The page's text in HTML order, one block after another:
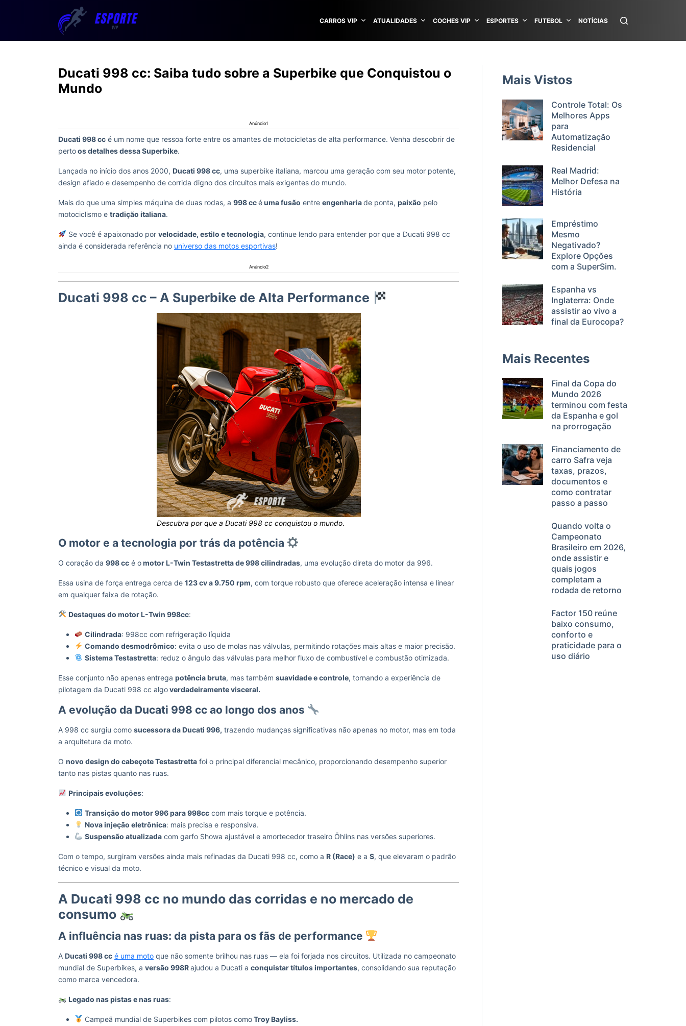
CARROS VIP ATUALIDADES COCHES VIP ESPORTES FUTEBOL NOTÍCIAS
Ducati 998 cc: Saiba tudo sobre a Superbike que Conquistou o
Mundo
Anúncio1
Ducati 998 cc é um nome que ressoa forte entre os amantes de motocicletas de alta performance. Venha descobrir de
pertoos detalhes dessa Superbike.
Lançada no início dos anos 2000, Ducati 998 cc, uma superbike italiana, marcou uma geração com seu motor potente,
design afiado e desempenho de corrida digno dos circuitos mais exigentes do mundo.
Mais do que uma simples máquina de duas rodas, a 998 ccéuma fusão entre engenhariade ponta, paixão pelo
motociclismo e tradição italiana.
Se você é apaixonado por velocidade, estilo e tecnologia, continue lendo para entender por que a Ducati 998 cc
ainda é considerada referência no universo das motos esportivas!
Anúncio2
Ducati 998 cc – A Superbike de Alta Performance
Descubra por que a Ducati 998 cc conquistou o mundo.
O motor e a tecnologia por trás da potência
O coração da 998 cc é omotor L-Twin Testastretta de 998 cilindradas, uma evolução direta do motor da 996.
Essa usina de força entrega cerca de 123 cv a 9.750 rpm, com torque robusto que oferece aceleração intensa e linear
em qualquer faixa de rotação.
Destaques do motor L-Twin 998cc:
Cilindrada: 998cc com refrigeração líquida
Comando desmodrômico: evita o uso de molas nas válvulas, permitindo rotações mais altas e maior precisão.
Sistema Testastretta: reduz o ângulo das válvulas para melhor fluxo de combustível e combustão otimizada.
Esse conjunto não apenas entrega potência bruta, mas também suavidade e controle, tornando a experiência de
pilotagem da Ducati 998 cc algoverdadeiramente visceral.
A evolução da Ducati 998 cc ao longo dos anos
A 998 cc surgiu como sucessora da Ducati 996, trazendo mudanças significativas não apenas no motor, mas em toda
a arquitetura da moto.
O novo design do cabeçote Testastretta foi o principal diferencial mecânico, proporcionando desempenho superior
tanto nas pistas quanto nas ruas.
Principais evoluções:
Transição do motor 996 para 998cccom mais torque e potência.
Nova injeção eletrônica: mais precisa e responsiva.
Suspensão atualizadacom garfo Showa ajustável e amortecedor traseiro Öhlins nas versões superiores.
Com o tempo, surgiram versões ainda mais refinadas da Ducati 998 cc, como a R (Race) e a S, que elevaram o padrão
técnico e visual da moto.
A Ducati 998 cc no mundo das corridas e no mercado de
consumo
A influência nas ruas: da pista para os fãs de performance
A Ducati 998 cc é uma moto que não somente brilhou nas ruas — ela foi forjada nos circuitos. Utilizada no campeonato
mundial de Superbikes, a versão 998Rajudou a Ducati a conquistar títulos importantes, consolidando sua reputação
como marca vencedora.
Legado nas pistas e nas ruas:
Campeã mundial de Superbikes com pilotos comoTroy Bayliss.
Mais Vistos
Controle Total: Os
Melhores Apps
para
Automatização
Residencial
Real Madrid:
Melhor Defesa na
História
Empréstimo
Mesmo
Negativado?
Explore Opções
com a SuperSim.
Espanha vs
Inglaterra: Onde
assistir ao vivo a
final da Eurocopa?
Mais Recentes
Final da Copa do
Mundo 2026
terminou com festa
da Espanha e gol
na prorrogação
Financiamento de
carro Safra veja
taxas, prazos,
documentos e
como contratar
passo a passo
Quando volta o
Campeonato
Brasileiro em 2026,
onde assistir e
quais jogos
completam a
rodada de retorno
Factor 150 reúne
baixo consumo,
conforto e
praticidade para o
uso diário